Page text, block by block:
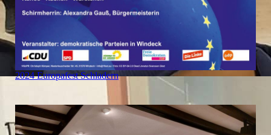
2024 Europafest Schladern